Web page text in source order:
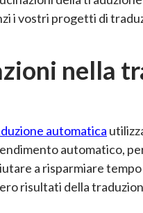
i vostri progetti di
nella
automatica
automatico,
a risparmiare
risultati della